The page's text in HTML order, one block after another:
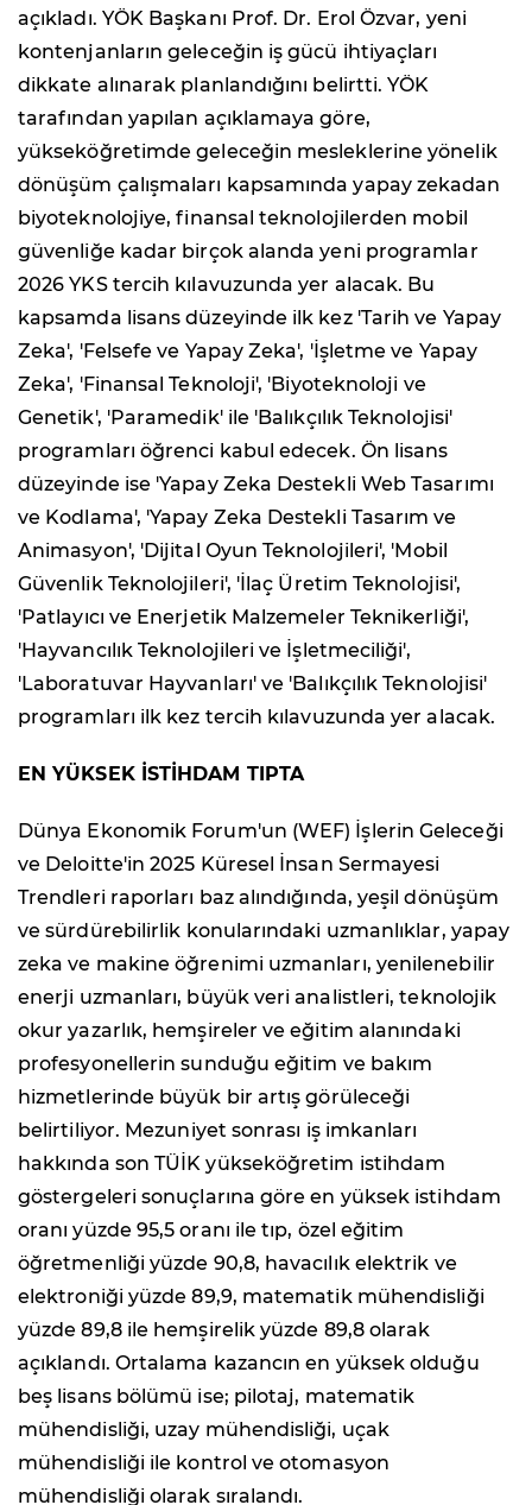
açıkladı. YÖK Başkanı Prof. Dr. Erol Özvar, yeni
kontenjanların geleceğin iş gücü ihtiyaçları
dikkate alınarak planlandığını belirtti. YÖK
tarafından yapılan açıklamaya göre,
yükseköğretimde geleceğin mesleklerine yönelik
dönüşüm çalışmaları kapsamında yapay zekadan
biyoteknolojiye, finansal teknolojilerden mobil
güvenliğe kadar birçok alanda yeni programlar
2026 YKS tercih kılavuzunda yer alacak. Bu
kapsamda lisans düzeyinde ilk kez 'Tarih ve Yapay
Zeka', 'Felsefe ve Yapay Zeka', 'İşletme ve Yapay
Zeka', 'Finansal Teknoloji', 'Biyoteknoloji ve
Genetik', 'Paramedik' ile 'Balıkçılık Teknolojisi'
programları öğrenci kabul edecek. Ön lisans
düzeyinde ise 'Yapay Zeka Destekli Web Tasarımı
ve Kodlama', 'Yapay Zeka Destekli Tasarım ve
Animasyon', 'Dijital Oyun Teknolojileri', 'Mobil
Güvenlik Teknolojileri', 'İlaç Üretim Teknolojisi',
'Patlayıcı ve Enerjetik Malzemeler Teknikerliği',
'Hayvancılık Teknolojileri ve İşletmeciliği',
'Laboratuvar Hayvanları' ve 'Balıkçılık Teknolojisi'
programları ilk kez tercih kılavuzunda yer alacak.
EN YÜKSEK İSTİHDAM TIPTA
Dünya Ekonomik Forum'un (WEF) İşlerin Geleceği
ve Deloitte'in 2025 Küresel İnsan Sermayesi
Trendleri raporları baz alındığında, yeşil dönüşüm
ve sürdürebilirlik konularındaki uzmanlıklar, yapay
zeka ve makine öğrenimi uzmanları, yenilenebilir
enerji uzmanları, büyük veri analistleri, teknolojik
okur yazarlık, hemşireler ve eğitim alanındaki
profesyonellerin sunduğu eğitim ve bakım
hizmetlerinde büyük bir artış görüleceği
belirtiliyor. Mezuniyet sonrası iş imkanları
hakkında son TÜİK yükseköğretim istihdam
göstergeleri sonuçlarına göre en yüksek istihdam
oranı yüzde 95,5 oranı ile tıp, özel eğitim
öğretmenliği yüzde 90,8, havacılık elektrik ve
elektroniği yüzde 89,9, matematik mühendisliği
yüzde 89,8 ile hemşirelik yüzde 89,8 olarak
açıklandı. Ortalama kazancın en yüksek olduğu
beş lisans bölümü ise; pilotaj, matematik
mühendisliği, uzay mühendisliği, uçak
mühendisliği ile kontrol ve otomasyon
mühendisliği olarak sıralandı.